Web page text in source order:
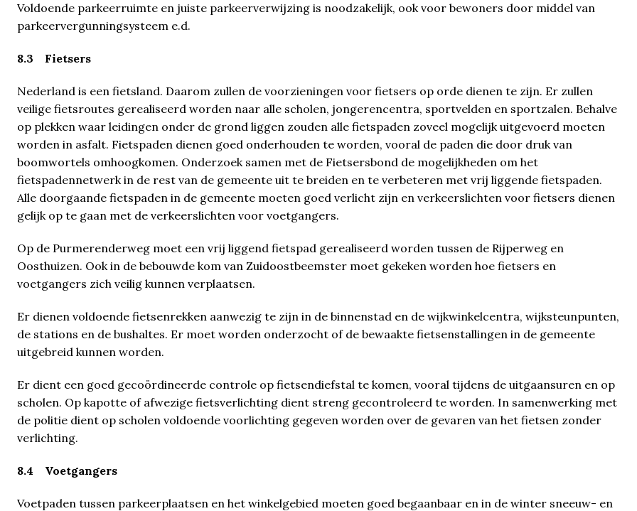
Voldoende parkeerruimte en juiste parkeerverwijzing is noodzakelijk, ook voor bewoners door middel van
parkeervergunningsysteem e.d.
8.3 Fietsers
Nederland is een fietsland. Daarom zullen de voorzieningen voor fietsers op orde dienen te zijn. Er zullen
veilige fietsroutes gerealiseerd worden naar alle scholen, jongerencentra, sportvelden en sportzalen. Behalve
op plekken waar leidingen onder de grond liggen zouden alle fietspaden zoveel mogelijk uitgevoerd moeten
worden in asfalt. Fietspaden dienen goed onderhouden te worden, vooral de paden die door druk van
boomwortels omhoogkomen. Onderzoek samen met de Fietsersbond de mogelijkheden om het
fietspadennetwerk in de rest van de gemeente uit te breiden en te verbeteren met vrij liggende fietspaden.
Alle doorgaande fietspaden in de gemeente moeten goed verlicht zijn en verkeerslichten voor fietsers dienen
gelijk op te gaan met de verkeerslichten voor voetgangers.
Op de Purmerenderweg moet een vrij liggend fietspad gerealiseerd worden tussen de Rijperweg en
Oosthuizen. Ook in de bebouwde kom van Zuidoostbeemster moet gekeken worden hoe fietsers en
voetgangers zich veilig kunnen verplaatsen.
Er dienen voldoende fietsenrekken aanwezig te zijn in de binnenstad en de wijkwinkelcentra, wijksteunpunten,
de stations en de bushaltes. Er moet worden onderzocht of de bewaakte fietsenstallingen in de gemeente
uitgebreid kunnen worden.
Er dient een goed gecoördineerde controle op fietsendiefstal te komen, vooral tijdens de uitgaansuren en op
scholen. Op kapotte of afwezige fietsverlichting dient streng gecontroleerd te worden. In samenwerking met
de politie dient op scholen voldoende voorlichting gegeven worden over de gevaren van het fietsen zonder
verlichting.
8.4 Voetgangers
Voetpaden tussen parkeerplaatsen en het winkelgebied moeten goed begaanbaar en in de winter sneeuw- en